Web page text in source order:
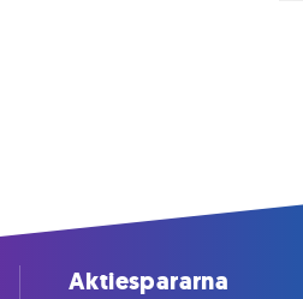
Aktiespararna